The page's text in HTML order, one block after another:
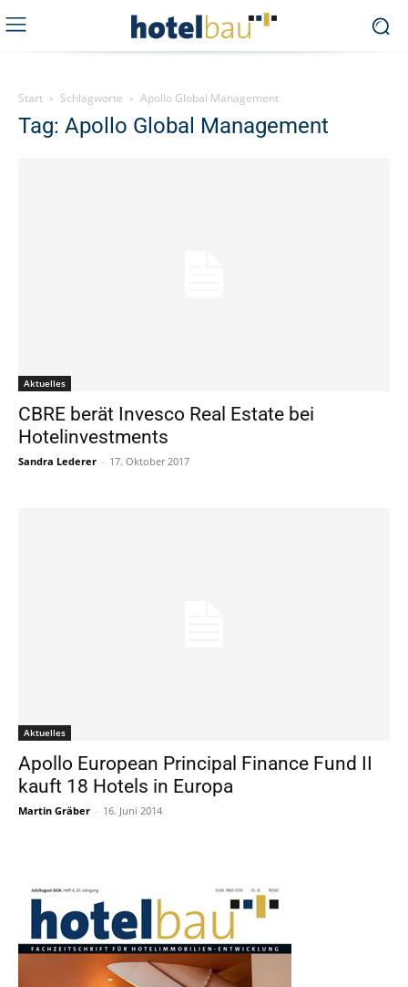
Start Schlagworte Apollo Global Management
Tag: Apollo Global Management
Aktuelles
CBRE berät Invesco Real Estate bei
Hotelinvestments
Sandra Lederer - 17. Oktober 2017
Aktuelles
Apollo European Principal Finance Fund II
kauft 18 Hotels in Europa
Martin Gräber - 16. Juni 2014